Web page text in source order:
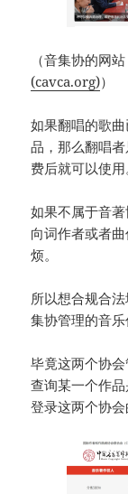
（音集协的网
(cavca.org)）
如果翻唱的歌
品，那么翻唱
费后就可以使用
如果不属于音
向词作者或者
烦。
所以想合规合
集协管理的音乐
毕竟这两个协
查询某一个作
登录这两个协会